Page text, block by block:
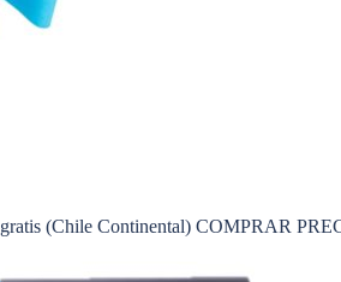
(Chile Continental) COMPRAR